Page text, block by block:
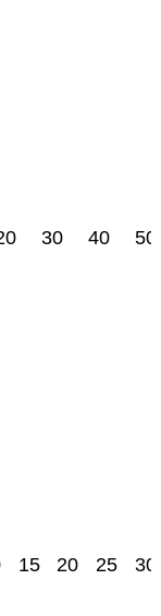
30 40 50
15 20 25 30